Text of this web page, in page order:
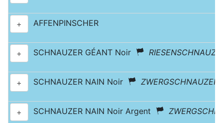
+ AFFENPINSCHER
+ SCHNAUZER GÉANT Noir
+ SCHNAUZER NAIN Noir ZWERGSCHNAUZER
+ SCHNAUZER NAIN Noir Argent